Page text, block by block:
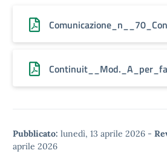
Pubblicato: lunedì, 13 aprile 2026 -
aprile 2026